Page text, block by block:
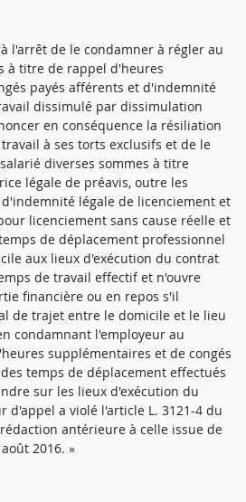
l'arrêt de le condamner à régler au
à titre de rappel d'heures
payés afférents et d'indemnité
dissimulé par dissimulation
en conséquence la résiliation
à ses torts exclusifs et de le
diverses sommes à titre
légale de préavis, outre les
légale de licenciement et
licenciement sans cause réelle et
de déplacement professionnel
aux lieux d'exécution du contrat
de travail effectif et n'ouvre
financière ou en repos s'il
de trajet entre le domicile et le lieu
condamnant l'employeur au
supplémentaires et de congés
temps de déplacement effectués
sur les lieux d'exécution du
d'appel a violé l'article L. 3121-4 du
antérieure à celle issue de
2016. »